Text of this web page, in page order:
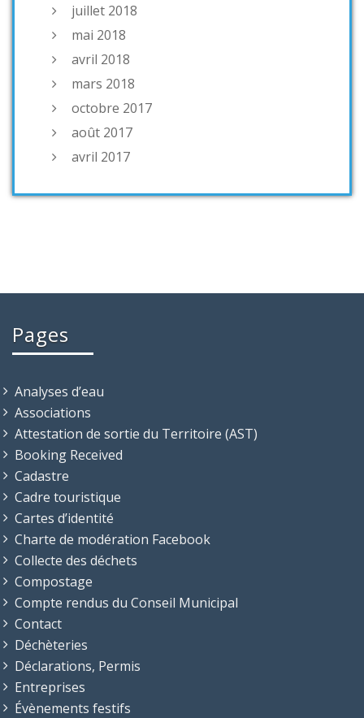
juillet 2018
mai 2018
avril 2018
mars 2018
octobre 2017
août 2017
avril 2017
Pages
Analyses d’eau
Associations
Attestation de sortie du Territoire (AST)
Booking Received
Cadastre
Cadre touristique
Cartes d’identité
Charte de modération Facebook
Collecte des déchets
Compostage
Compte rendus du Conseil Municipal
Contact
Déchèteries
Déclarations, Permis
Entreprises
Évènements festifs